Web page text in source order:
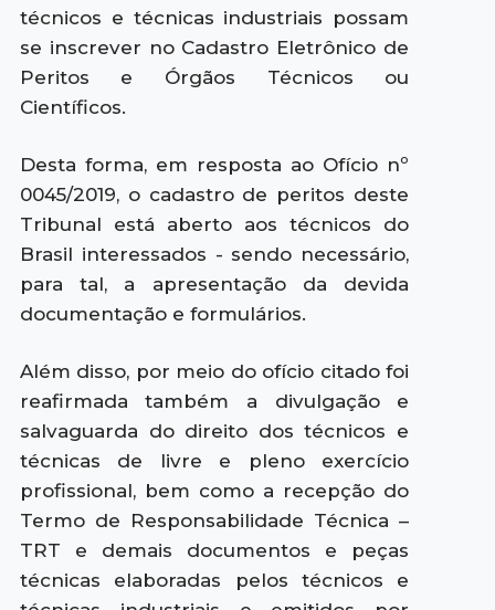
técnicos e técnicas industriais possam
se inscrever no Cadastro Eletrônico de
Peritos e Órgãos Técnicos ou
Científicos.
Desta forma, em resposta ao Ofício nº
0045/2019, o cadastro de peritos deste
Tribunal está aberto aos técnicos do
Brasil interessados - sendo necessário,
para tal, a apresentação da devida
documentação e formulários.
Além disso, por meio do ofício citado foi
reafirmada também a divulgação e
salvaguarda do direito dos técnicos e
técnicas de livre e pleno exercício
profissional, bem como a recepção do
Termo de Responsabilidade Técnica –
TRT e demais documentos e peças
técnicas elaboradas pelos técnicos e